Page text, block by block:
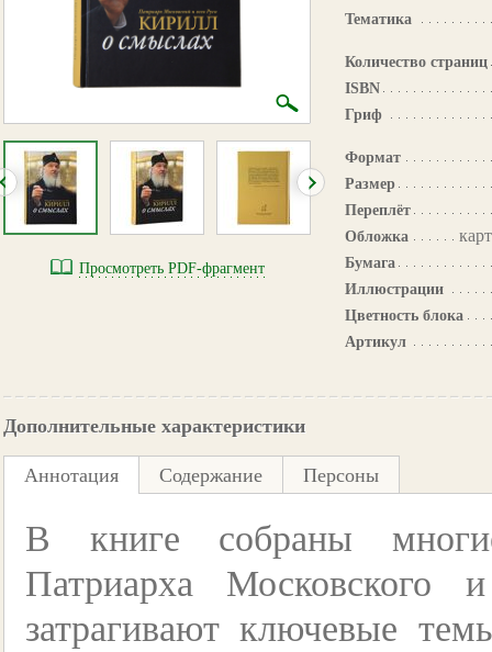
Просмотреть PDF-фрагмент
Тематика
Количество страниц
ISBN
Гриф
Формат
Размер
Переплёт
Обложка
Бумага
Иллюстрации
Цветность блока
Артикул
Дополнительные характеристики
Аннотация Содержание Персоны
В книге собраны
Патриарха Московского
затрагивают ключевые